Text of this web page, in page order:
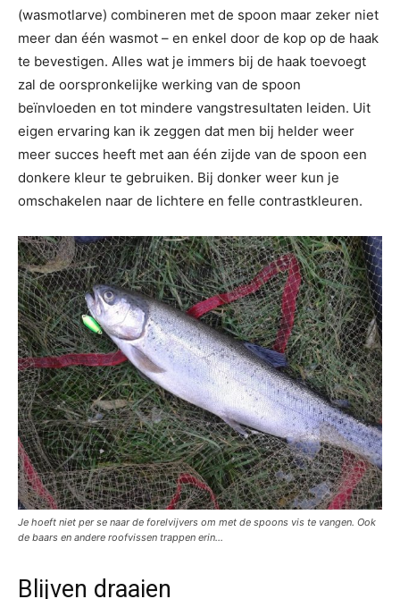
(wasmotlarve) combineren met de spoon maar zeker niet
meer dan één wasmot – en enkel door de kop op de haak
te bevestigen. Alles wat je immers bij de haak toevoegt
zal de oorspronkelijke werking van de spoon
beïnvloeden en tot mindere vangstresultaten leiden. Uit
eigen ervaring kan ik zeggen dat men bij helder weer
meer succes heeft met aan één zijde van de spoon een
donkere kleur te gebruiken. Bij donker weer kun je
omschakelen naar de lichtere en felle contrastkleuren.
Je hoeft niet per se naar de forelvijvers om met de spoons vis te vangen. Ook
de baars en andere roofvissen trappen erin…
Blijven draaien